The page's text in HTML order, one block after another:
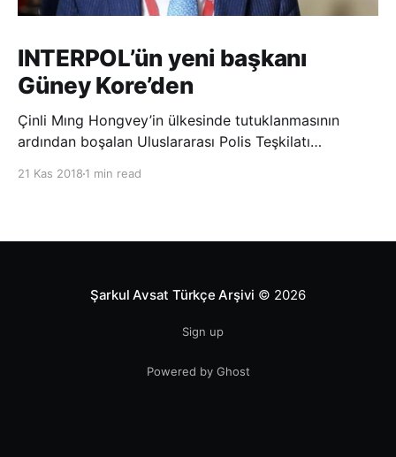
INTERPOL’ün yeni başkanı
Güney Kore’den
Çinli Mıng Hongvey’in ülkesinde tutuklanmasının
ardından boşalan Uluslararası Polis Teşkilatı
21 Kas 2018 1 min read
Şarkul Avsat Türkçe Arşivi © 2026
Sign up
Powered by Ghost